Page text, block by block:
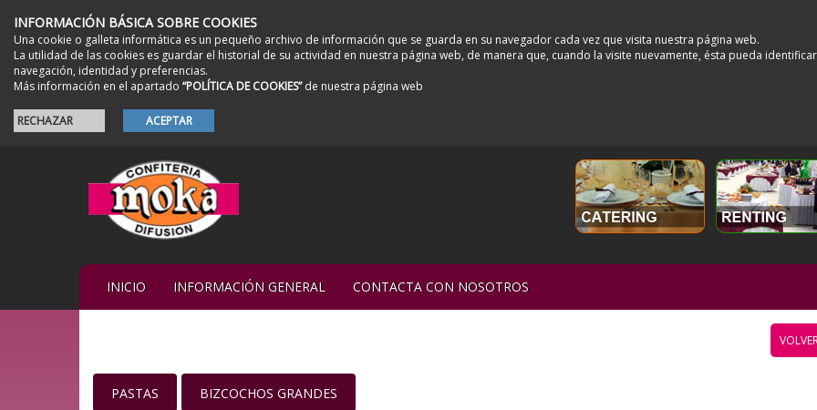
INFORMACIÓN BÁSICA SOBRE COOKIES
Una cookie o galleta informática es un pequeño archivo de información que se guarda en su navegador cada vez que visita nuestra página web.
La utilidad de las cookies es guardar el historial de su actividad en nuestra página web, de manera que, cuando la visite nuevamente, ésta pueda
navegación, identidad y preferencias.
Más información en el apartado “POLÍTICA DE COOKIES”de nuestra página web
RECHAZAR ACEPTAR
INICIO INFORMACIÓN GENERAL CONTACTA CON NOSOTROS
PASTAS BIZCOCHOS GRANDES